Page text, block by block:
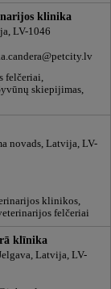
klinika
LV-1046
felčeriai,
skiepijimas,
novads, Latvija, LV-
klinikos,
felčeriai
klīnika
Latvija, LV-